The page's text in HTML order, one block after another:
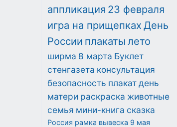
аппликация 23 февраля
игра на прищепках День
России плакаты лето
ширма 8 марта Буклет
стенгазета консультация
безопасность плакатдень
матери раскраска животные
семья мини-книга сказка
Россия рамка вывеска 9 мая